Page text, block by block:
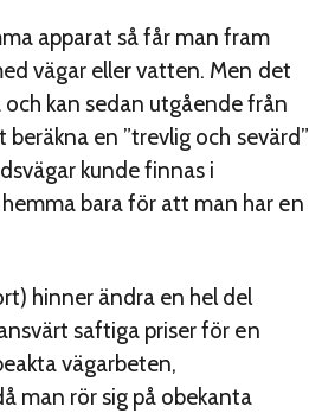
apparat så får man fram
vägar eller vatten. Men det
kan sedan utgående från
en ”trevlig och sevärd”
kunde finnas i
bara för att man har en
hinner ändra en hel del
saftiga priser för en
vägarbeten,
man rör sig på obekanta